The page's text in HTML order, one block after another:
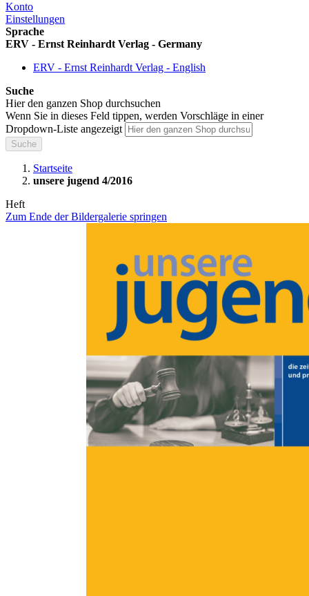
Konto
Einstellungen
Sprache
ERV - Ernst Reinhardt Verlag - Germany
ERV - Ernst Reinhardt Verlag - English
Suche
Hier den ganzen Shop durchsuchen
Wenn Sie in dieses Feld tippen, werden Vorschläge in einer
Dropdown-Liste angezeigt
Suche
Startseite
unsere jugend 4/2016
Heft
Zum Ende der Bildergalerie springen